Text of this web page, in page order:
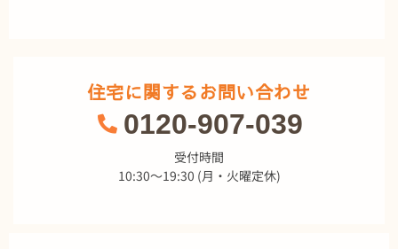
住宅に関するお問い合わせ
0120-907-039
受付時間
10:30～19:30 (月・火曜定休)